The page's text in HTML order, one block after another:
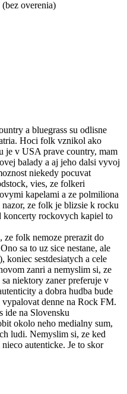
overenia)
a bluegrass su odlisne
Hoci folk vznikol ako
je v USA prave country, mam
balady a aj jeho dalsi vyvoj
niekedy pocuvat
vies, ze folkeri
kapelami a ze polmiliona
ze folk je blizsie k rocku
koncerty rockovych kapiel to
ze folk nemoze prerazit do
sa to uz sice nestane, ale
koniec sestdesiatych a cele
zanri a nemyslim si, ze
niektory zaner preferuje v
a dobra hudba bude
denne na Rock FM.
ide na Slovensku
okolo neho medialny sum,
ludi. Nemyslim si, ze ked
autenticke. Je to skor